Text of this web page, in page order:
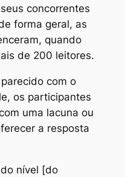
concorrentes
forma geral, as
quando
de 200 leitores.
com o
os participantes
uma lacuna ou
a resposta
nível [do